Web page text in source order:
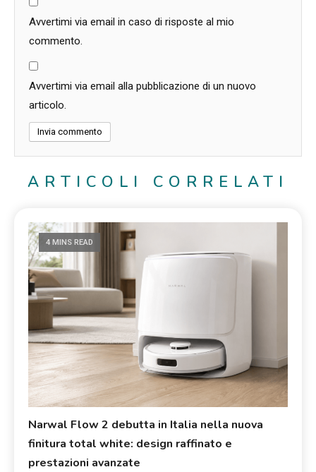
Avvertimi via email in caso di risposte al mio
commento.
Avvertimi via email alla pubblicazione di un nuovo
articolo.
ARTICOLI CORRELATI
4 MINS READ
Narwal Flow 2 debutta in Italia nella nuova
finitura total white: design raffinato e
prestazioni avanzate